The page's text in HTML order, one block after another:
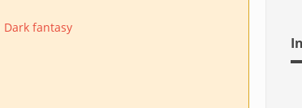
Dark fantasy